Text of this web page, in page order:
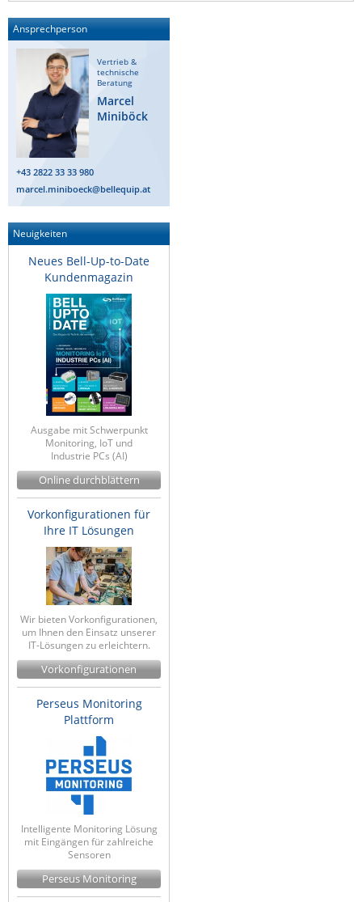
Ansprechperson
Vertrieb &
technische
Beratung
Marcel
Miniböck
+43 2822 33 33 980
marcel.miniboeck@bellequip.at
Neuigkeiten
Neues Bell-Up-to-Date
Kundenmagazin
Ausgabe mit Schwerpunkt
Monitoring, IoT und
Industrie PCs (AI)
Online durchblättern
Vorkonfigurationen für
Ihre IT Lösungen
Wir bieten Vorkonfigurationen,
um Ihnen den Einsatz unserer
IT-Lösungen zu erleichtern.
Vorkonfigurationen
Perseus Monitoring
Plattform
Intelligente Monitoring Lösung
mit Eingängen für zahlreiche
Sensoren
Perseus Monitoring